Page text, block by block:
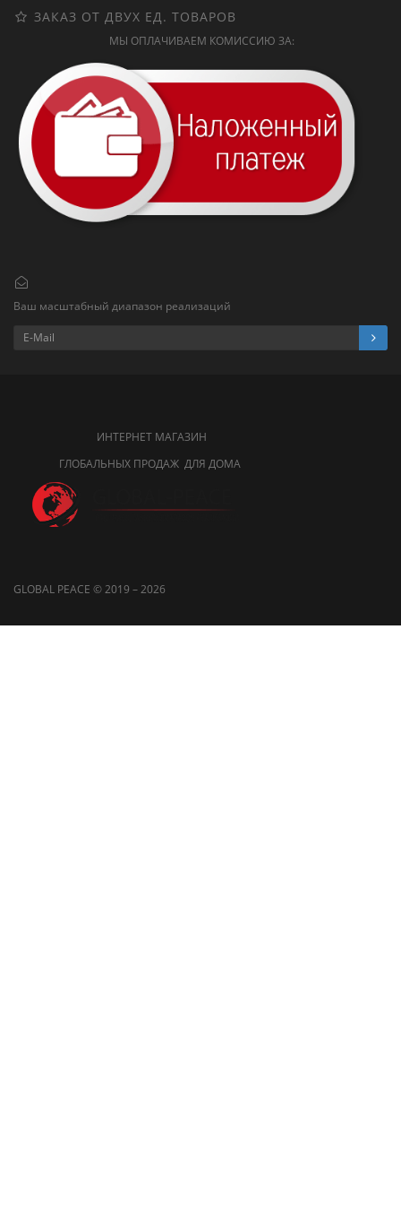
ЗАКАЗ ОТ ДВУХ ЕД. ТОВАРОВ
МЫ ОПЛАЧИВАЕМ КОМИССИЮ ЗА:
Ваш масштабный диапазон реализаций
ИНТЕРНЕТ МАГАЗИН
ГЛОБАЛЬНЫХ ПРОДАЖ ДЛЯ ДОМА
GLOBAL PEACE © 2019 – 2026